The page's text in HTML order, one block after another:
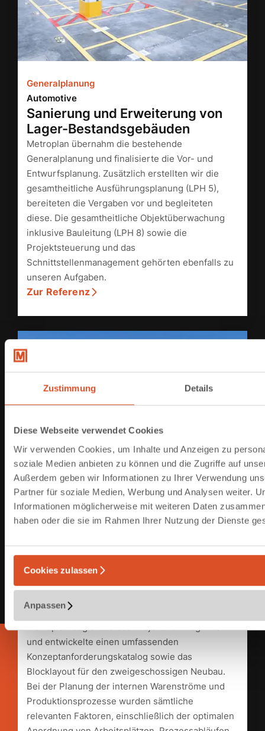
Zustimmung Details
Diese Webseite verwendet Cookies
Wir verwenden Cookies, um Inhalte und Anzeigen zu
soziale Medien anbieten zu können und die Zugriffe auf
Außerdem geben wir Informationen zu Ihrer Verwendung
Partner für soziale Medien, Werbung und Analysen weiter.
Informationen möglicherweise mit weiteren Daten
haben oder die sie im Rahmen Ihrer Nutzung der Dienste
Cookies zulassen
Anpassen
Generalplanung
Automotive
Sanierung und Erweiterung von
Lager-Bestandsgebäuden
Metroplan übernahm die bestehende
Generalplanung und finalisierte die Vor- und
Entwurfsplanung. Zusätzlich erstellten wir die
gesamtheitliche Ausführungsplanung (LPH 5),
bereiteten die Vergaben vor und begleiteten
diese. Die gesamtheitliche Objektüberwachung
inklusive Bauleitung (LPH 8) sowie die
Projektsteuerung und das
Schnittstellenmanagement gehörten ebenfalls zu
unseren Aufgaben.
Zur Referenz
Generalplanung, Supply Chain
in Debrecen
und entwickelte einen umfassenden
Konzeptanforderungskatalog sowie das
Blocklayout für den zweigeschossigen Neubau.
Bei der Planung der internen Warenströme und
Produktionsprozesse wurden sämtliche
relevanten Faktoren, einschließlich der optimalen